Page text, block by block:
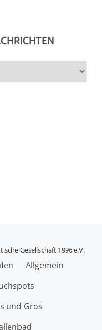
Gesellschaft 1996 e.V.
Allgemein
und Gros